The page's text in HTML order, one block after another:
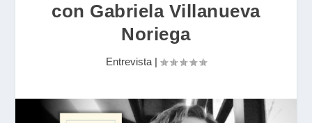
con Gabriela Villanueva
Noriega
Entrevista |